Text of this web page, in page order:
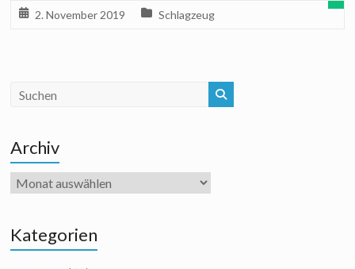
2. November 2019 Schlagzeug
Archiv
Archiv
Kategorien